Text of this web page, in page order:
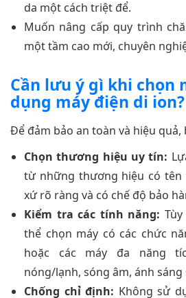
da một cách triệt để.
Muốn nâng cấp quy trình
một tầm cao mới, chuyên
Cần lưu ý gì khi chọn
dụng máy điện di ion?
Để đảm bảo an toàn và hiệu quả,
Chọn thương hiệu uy tín:
từ những thương hiệu có tên
xứ rõ ràng và có chế độ bảo
Kiểm tra các tính năng:
thể chọn máy có các chức
hoặc các máy đa năng
nóng/lạnh, sóng âm, ánh sáng
Chống chỉ định: Không sử